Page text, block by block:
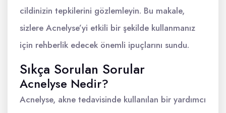
cildinizin tepkilerini gözlemleyin. Bu makale,
sizlere Acnelyse’yi etkili bir şekilde kullanmanız
için rehberlik edecek önemli ipuçlarını sundu.
Sıkça Sorulan Sorular
Acnelyse Nedir?
Acnelyse, akne tedavisinde kullanılan bir yardımcı